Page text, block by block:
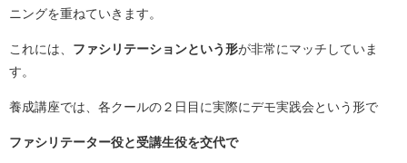
ニングを重ねていきます。
これには、 ファシリテーションという形が非常にマッチしていま
す。
養成講座では、各クールの２日目に実際にデモ実践会という形で
ファシリテーター役と受講生役を交代で